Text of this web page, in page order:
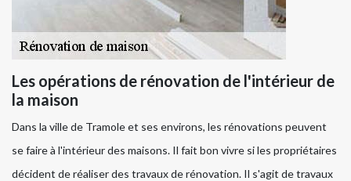
Les opérations de rénovation de l'intérieur de
la maison
Dans la ville de Tramole et ses environs, les rénovations peuvent
se faire à l'intérieur des maisons. Il fait bon vivre si les propriétaires
décident de réaliser des travaux de rénovation. Il s'agit de travaux